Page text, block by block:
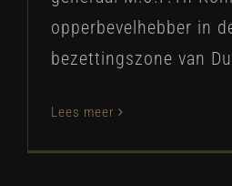
opperbevelhebber in
bezettingszone van
Lees meer